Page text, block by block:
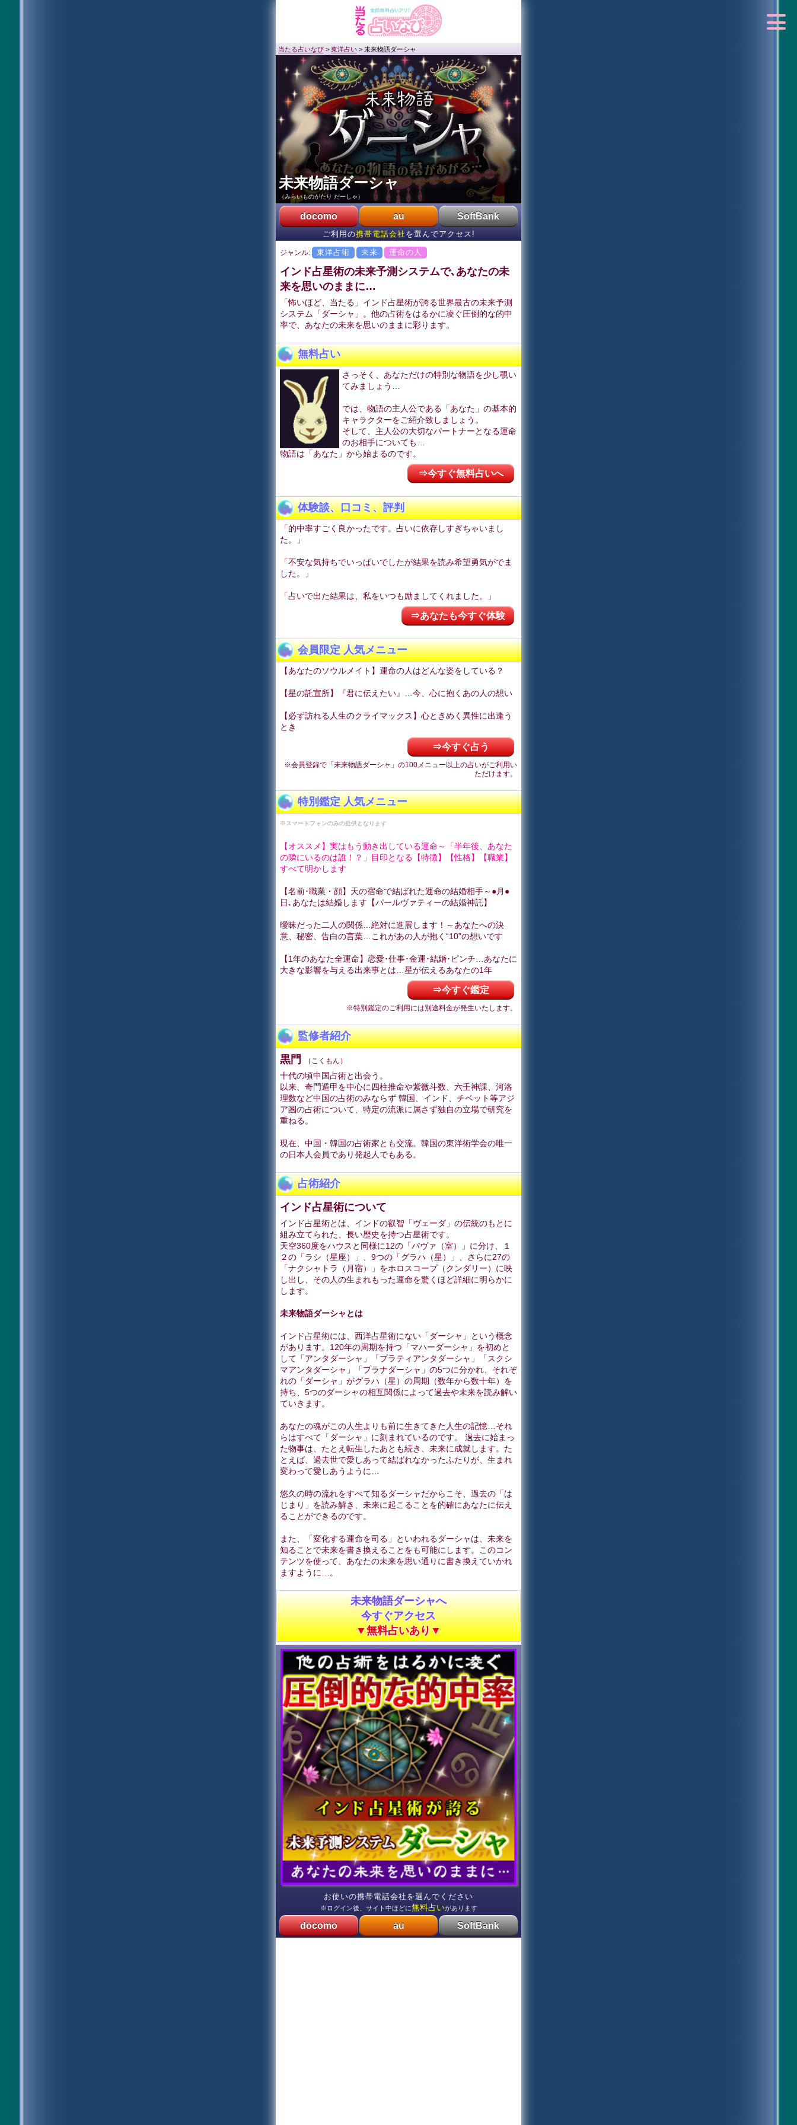
当たる占いなび >東洋占い >未来物語ダーシャ
未来物語ダーシャ
（みらいものがたり だーしゃ）
docomo au SoftBank
ご利用の携帯電話会社 を選んでアクセス!
ジャンル: 東洋占術 未来 運命の人
インド占星術の未来予測システムで､あなたの未
来を思いのままに…
「怖いほど、当たる」インド占星術が誇る世界最古の未来予測
システム「ダーシャ」。他の占術をはるかに凌ぐ圧倒的な的中
率で、あなたの未来を思いのままに彩ります。
無料占い
さっそく、あなただけの特別な物語を少し覗い
てみましょう…
では、物語の主人公である「あなた」の基本的
キャラクターをご紹介致しましょう。
そして、主人公の大切なパートナーとなる運命
のお相手についても…
物語は「あなた」から始まるのです。
⇒今すぐ無料占いへ
体験談、口コミ、評判
「的中率すごく良かったです。占いに依存しすぎちゃいまし
た。」
「不安な気持ちでいっぱいでしたが結果を読み希望勇気がでま
した。」
「占いで出た結果は、私をいつも励ましてくれました。」
⇒あなたも今すぐ体験
会員限定 人気メニュー
【あなたのソウルメイト】運命の人はどんな姿をしている？
【星の託宣所】『君に伝えたい』…今、心に抱くあの人の想い
【必ず訪れる人生のクライマックス】心ときめく異性に出逢う
とき
⇒今すぐ占う
※会員登録で「未来物語ダーシャ」の100メニュー以上の占いがご利用い
ただけます。
特別鑑定 人気メニュー
※スマートフォンのみの提供となります
【オススメ】実はもう動き出している運命～「半年後、あなた
の隣にいるのは誰！？」目印となる【特徴】【性格】【職業】
すべて明かします
【名前･職業・顔】天の宿命で結ばれた運命の結婚相手～●月●
日､あなたは結婚します【パールヴァティーの結婚神託】
曖昧だった二人の関係…絶対に進展します！～あなたへの決
意、秘密、告白の言葉…これがあの人が抱く“10”の想いです
【1年のあなた全運命】恋愛･仕事･金運･結婚･ピンチ…あなたに
大きな影響を与える出来事とは…星が伝えるあなたの1年
⇒今すぐ鑑定
※特別鑑定のご利用には別途料金が発生いたします。
監修者紹介
黒門 （こくもん）
十代の頃中国占術と出会う。
以来、奇門遁甲を中心に四柱推命や紫微斗数、六壬神課、河洛
理数など中国の占術のみならず 韓国、インド、チベット等アジ
ア圏の占術について、特定の流派に属さず独自の立場で研究を
重ねる。
現在、中国・韓国の占術家とも交流。韓国の東洋術学会の唯一
の日本人会員であり発起人でもある。
占術紹介
インド占星術について
インド占星術とは、インドの叡智「ヴェーダ」の伝統のもとに
組み立てられた、長い歴史を持つ占星術です。
天空360度をハウスと同様に12の「パヴァ（室）」に分け、１
２の「ラシ（星座）」、9つの「グラハ（星）」、さらに27の
「ナクシャトラ（月宿）」をホロスコープ（クンダリー）に映
し出し、その人の生まれもった運命を驚くほど詳細に明らかに
します。
未来物語ダーシャとは
インド占星術には、西洋占星術にない「ダーシャ」という概念
があります。120年の周期を持つ「マハーダーシャ」を初めと
して「アンタダーシャ」「プラティアンタダーシャ」「スクシ
マアンタダーシャ」「プラナダーシャ」の5つに分かれ、それぞ
れの「ダーシャ」がグラハ（星）の周期（数年から数十年）を
持ち、5つのダーシャの相互関係によって過去や未来を読み解い
ていきます。
あなたの魂がこの人生よりも前に生きてきた人生の記憶…それ
らはすべて「ダーシャ」に刻まれているのです。 過去に始まっ
た物事は、たとえ転生したあとも続き、未来に成就します。た
とえば、過去世で愛しあって結ばれなかったふたりが、生まれ
変わって愛しあうように…
悠久の時の流れをすべて知るダーシャだからこそ、過去の「は
じまり」を読み解き、未来に起こることを的確にあなたに伝え
ることができるのです。
また、「変化する運命を司る」といわれるダーシャは、未来を
知ることで未来を書き換えることをも可能にします。このコン
テンツを使って、あなたの未来を思い通りに書き換えていかれ
ますように…。
未来物語ダーシャへ
今すぐアクセス
▼無料占いあり▼
お使いの携帯電話会社を選んでください
※ログイン後、サイト中ほどに無料占いがあります
docomo au SoftBank